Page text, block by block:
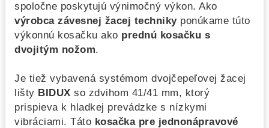
spoločne poskytujú výnimočný výkon. Ako
výrobca závesnej žacej technikyponúkame túto
výkonnú kosačku ako prednú kosačku s
dvojitým nožom.
Je tiež vybavená systémom dvojčepeľovej žacej
lišty BIDUX so zdvihom 41/41 mm, ktorý
prispieva k hladkej prevádzke s nízkymi
vibráciami. Táto kosačka pre jednonápravové